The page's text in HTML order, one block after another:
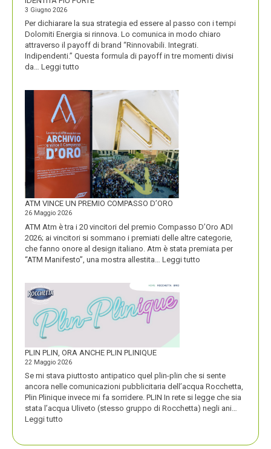
3 Giugno 2026
Per dichiarare la sua strategia ed essere al passo con i tempi
Dolomiti Energia si rinnova. Lo comunica in modo chiaro
attraverso il payoff di brand “Rinnovabili. Integrati.
Indipendenti.” Questa formula di payoff in tre momenti divisi
da… Leggi tutto
IL
NUOVO
LOGO
DOLOMITI
ENERGIA
MOSTRA
LA
SUA
IDENTITÀ
FORTE
ATM VINCE UN PREMIO COMPASSO D’ORO
26 Maggio 2026
ATM Atm è tra i 20 vincitori del premio Compasso D’Oro ADI
2026; ai vincitori si sommano i premiati delle altre categorie,
che fanno onore al design italiano. Atm è stata premiata per
“ATM Manifesto”, una mostra allestita… Leggi tutto
PLIN PLIN, ORA ANCHE PLIN PLINIQUE
22 Maggio 2026
Se mi stava piuttosto antipatico quel plin-plin che si sente
ancora nelle comunicazioni pubblicitaria dell’acqua Rocchetta,
Plin Plinique invece mi fa sorridere. PLIN In rete si legge che sia
stata l’acqua Uliveto (stesso gruppo di Rocchetta) negli ani…
Leggi tutto